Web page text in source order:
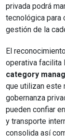
privada podrá
tecnológica para
gestión de la
El
operativa facilita
category
que utilizan este
gobernanza
pueden confiar
y transporte
consolida así